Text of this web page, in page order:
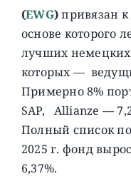
(EWG)привязан к
основе которого
лучших
которых —
Примерно 8%
SAP, Allianze —
Полный список
2025 г. фонд
6,37%.